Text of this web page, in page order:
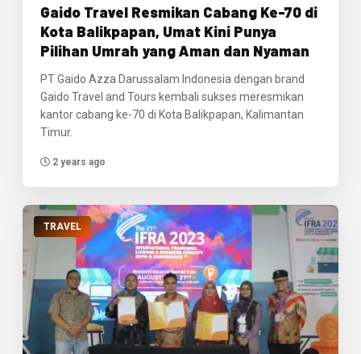
Gaido Travel Resmikan Cabang Ke-70 di
Kota Balikpapan, Umat Kini Punya
Pilihan Umrah yang Aman dan Nyaman
PT Gaido Azza Darussalam Indonesia dengan brand
Gaido Travel and Tours kembali sukses meresmikan
kantor cabang ke-70 di Kota Balikpapan, Kalimantan
Timur.
2 years ago
TRAVEL